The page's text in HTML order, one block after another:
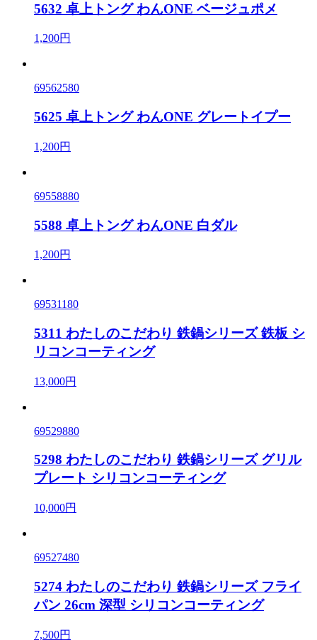
5632 卓上トング わんONE ベージュポメ
1,200円
69562580
5625 卓上トング わんONE グレートイプー
1,200円
69558880
5588 卓上トング わんONE 白ダル
1,200円
69531180
5311 わたしのこだわり 鉄鍋シリーズ 鉄板 シ
リコンコーティング
13,000円
69529880
5298 わたしのこだわり 鉄鍋シリーズ グリル
プレート シリコンコーティング
10,000円
69527480
5274 わたしのこだわり 鉄鍋シリーズ フライ
パン 26cm 深型 シリコンコーティング
7,500円